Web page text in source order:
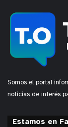
Somos el portal
noticias de interés
Estamos en